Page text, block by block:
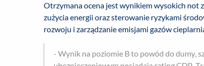
Otrzymana ocena jest wynikiem wysokich not
zużycia energii oraz sterowanie ryzykami
rozwoju i zarządzanie emisjami gazów
- Wynik na poziomie B to powód do dumy,